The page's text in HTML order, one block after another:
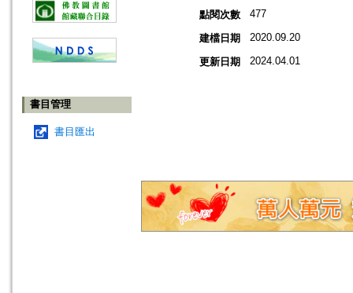
書目管理
書目匯出
點閱次數
477
建檔日期 2020.09.20
更新日期 2024.04.01